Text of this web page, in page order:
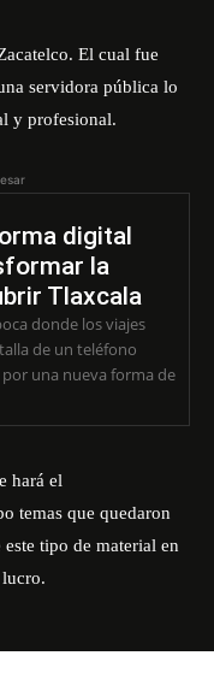
El cual fue
servidora pública lo
y profesional.
digital
la
Tlaxcala
donde los viajes
de un teléfono
por una nueva forma de
hará el
temas que quedaron
tipo de material en